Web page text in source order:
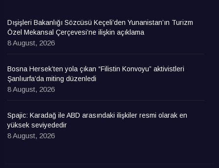
Dışişleri Bakanlığı Sözcüsü Keçeli’den Yunanistan’ın Turizm
Özel Mekansal Çerçevesi’ne ilişkin açıklama
8 August, 2026
Bosna Hersek’ten yola çıkan “Filistin Konvoyu” aktivistleri
Şanlıurfa’da miting düzenledi
8 August, 2026
Spajic: Karadağ ile ABD arasındaki ilişkiler resmi olarak en
yüksek seviyededir
8 August, 2026